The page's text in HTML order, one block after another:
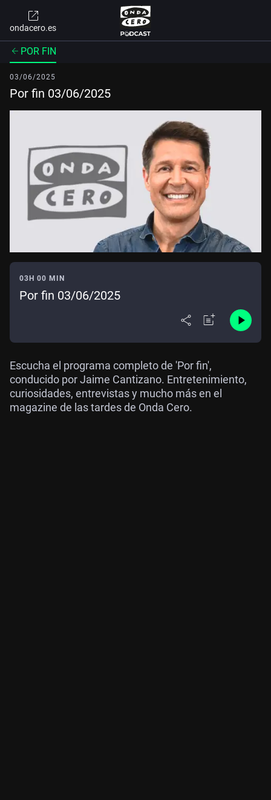
ondacero.es
POR FIN
03/06/2025
Por fin 03/06/2025
03H 00 MIN
Por fin 03/06/2025
Escucha el programa completo de 'Por fin',
conducido por Jaime Cantizano. Entretenimiento,
curiosidades, entrevistas y mucho más en el
magazine de las tardes de Onda Cero.